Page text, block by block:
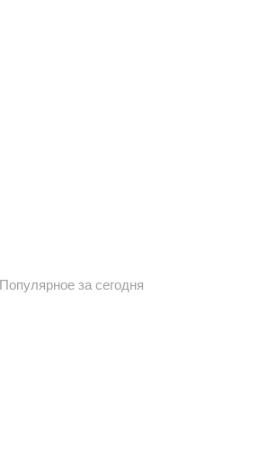
Популярное за сегодня